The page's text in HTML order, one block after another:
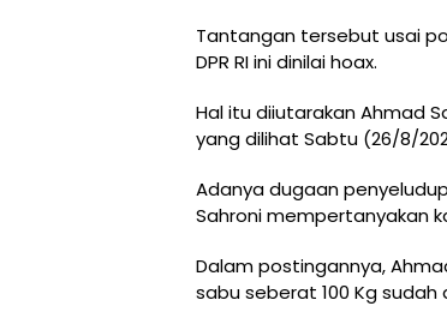
Tantangan tersebut usai
DPR RI ini dinilai hoax.
Hal itu diiutarakan Ahmad
yang dilihat Sabtu (26/8/
Adanya dugaan
Sahroni mempertanyakan
Dalam postingannya,
sabu seberat 100 Kg sudah